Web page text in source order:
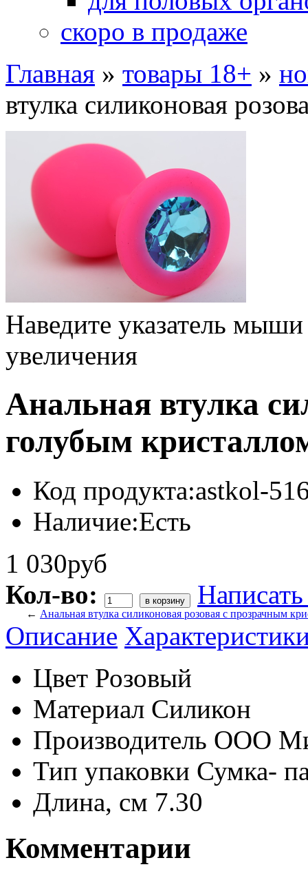
скоро в продаже
Главная » товары 18+ »
втулка силиконовая
Наведите указатель
увеличения
Анальная втулка
голубым
Код продукта:astkol-
Наличие:Есть
1 030руб
Кол-во:
← Анальная втулка силиконовая розовая с прозрачным
Описание
Цвет Розовый
Материал Силикон
Производитель ООО
Тип упаковки Сумка-
Длина, см 7.30
Комментарии